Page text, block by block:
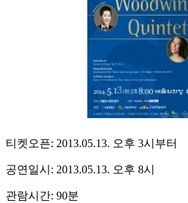
티켓오픈: 2013.05.13. 오후 3시부터
공연일시: 2013.05.13. 오후 8시
관람시간: 90분